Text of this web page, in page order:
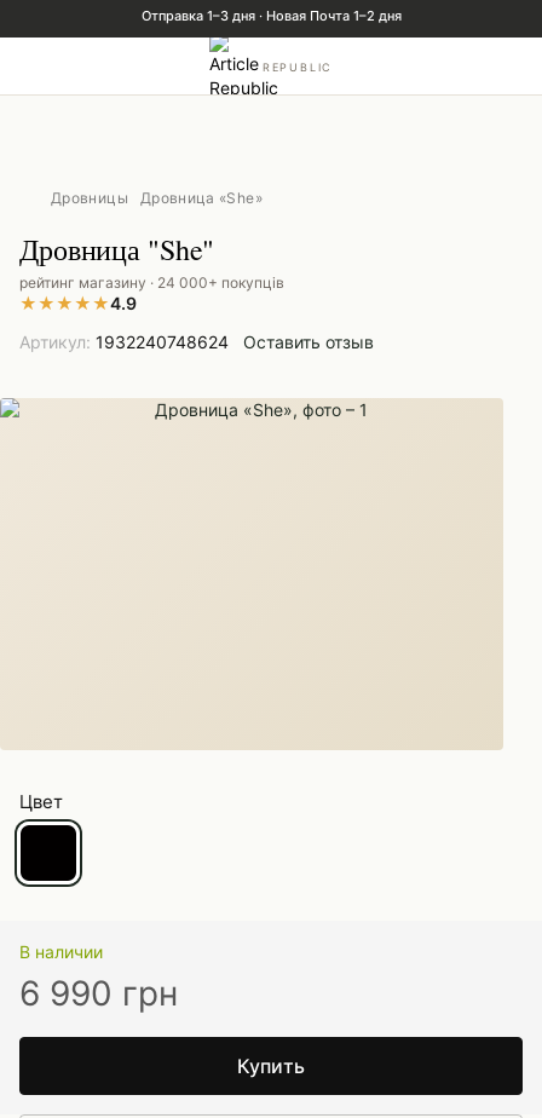
REPUBLIC
Дровницы Дровница «She»
Дровница "She"
★★★★★4.9
рейтинг магазину · 24 000+ покупців
Артикул: 1932240748624 Оставить отзыв
Цвет
В наличии
6 990 грн
Купить